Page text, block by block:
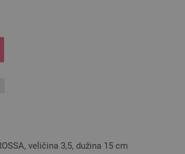
veličina 3,5, dužina 15 cm